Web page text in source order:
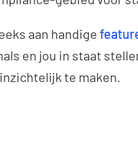
aan handige
en jou in staat
te maken.